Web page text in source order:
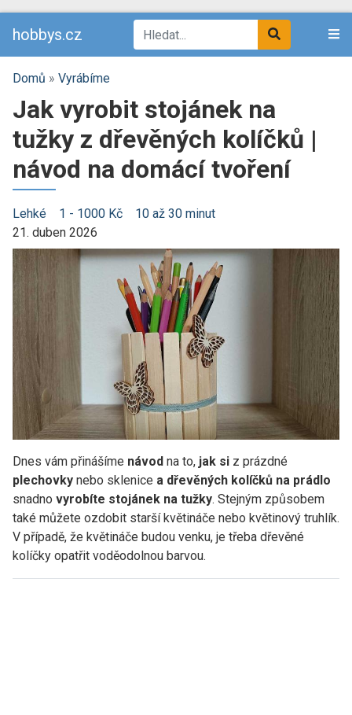
hobbys.cz
Domů » Vyrábíme
Jak vyrobit stojánek na
tužky z dřevěných kolíčků |
návod na domácí tvoření
Lehké 1 - 1000 Kč
10 až 30 minut
21. duben 2026
Dnes vám přinášíme návod na to, jak si z prázdné
plechovky nebo sklenice a dřevěných kolíčků na prádlo
snadno vyrobíte stojánek na tužky. Stejným způsobem
také můžete ozdobit starší květináče nebo květinový truhlík.
V případě, že květináče budou venku, je třeba dřevěné
kolíčky opatřit voděodolnou barvou.